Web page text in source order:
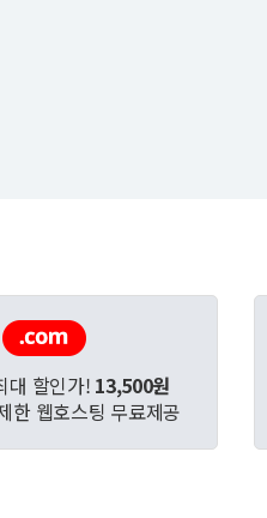
대 할인가! 13,500원
한 웹호스팅 무료제공